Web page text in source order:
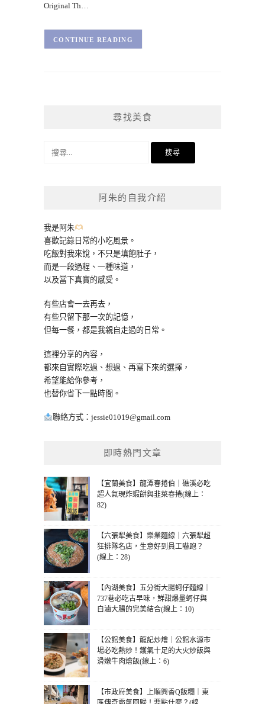
Original Th…
CONTINUE READING
尋找美食
阿朱的自我介紹
我是阿朱
喜歡記錄日常的小吃風景。
吃飯對我來說，不只是填飽肚子，
而是一段過程、一種味道，
以及當下真實的感受。
有些店會一去再去，
有些只留下那一次的記憶，
但每一餐，都是我親自走過的日常。
這裡分享的內容，
都來自實際吃過、想過、再寫下來的選擇，
希望能給你參考，
也替你省下一點時間。
聯絡方式： jessie01019@gmail.com
即時熱門文章
【宜蘭美食】龍潭春捲伯｜礁溪必吃
超人氣現炸蝦餅與韭菜春捲(線上：
82)
【六張犁美食】樂業麵線｜六張犁超
狂排隊名店，生意好到員工嚇跑？
(線上：28)
【內湖美食】五分街大腸蚵仔麵線｜
737巷必吃古早味，鮮甜爆量蚵仔與
白滷大腸的完美結合(線上：10)
【公館美食】龍記炒燴｜公館水源市
場必吃熱炒！鑊氣十足的大火炒飯與
滑嫩牛肉燴飯(線上：6)
【市政府美食】上順興香Q飯糰｜東